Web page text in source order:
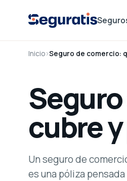
Inicio›Seguro de comercio:
cubre
Un seguro de
es una póliza